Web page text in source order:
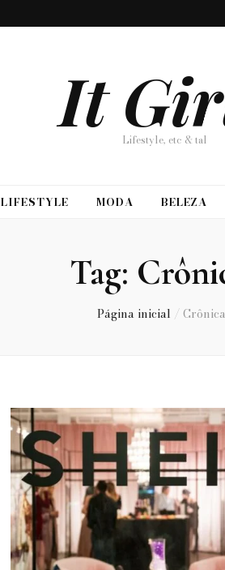
It Lifestyle, etc & tal
LIFESTYLE MODA BELEZA
Tag:
Página inicial /